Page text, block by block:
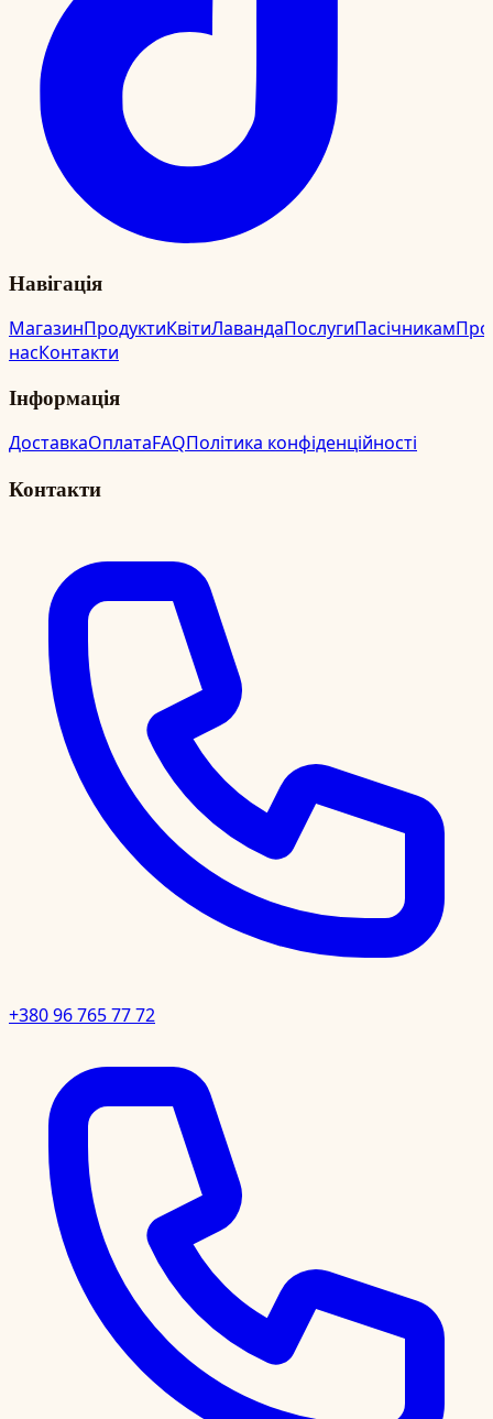
Навігація
МагазинПродуктиКвітиЛавандаПослугиПасічникамПро
насКонтакти
Інформація
ДоставкаОплатаFAQПолітика конфіденційності
Контакти
+380 96 765 77 72